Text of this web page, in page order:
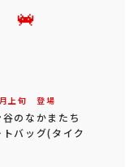
月 上旬 登場
谷のなかまたち
バッグ(タイク